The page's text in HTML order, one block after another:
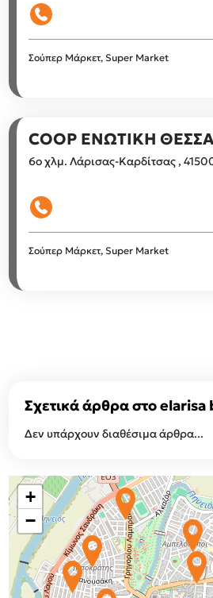
Σούπερ Μάρκετ, Super Market
COOP ΕΝΩΤΙΚΗ
6ο χλμ. Λάρισας-Καρδίτσας ,
Σούπερ Μάρκετ, Super Market
Σχετικά άρθρα στο elarisa
Δεν υπάρχουν διαθέσιμα άρθρα...
+
−